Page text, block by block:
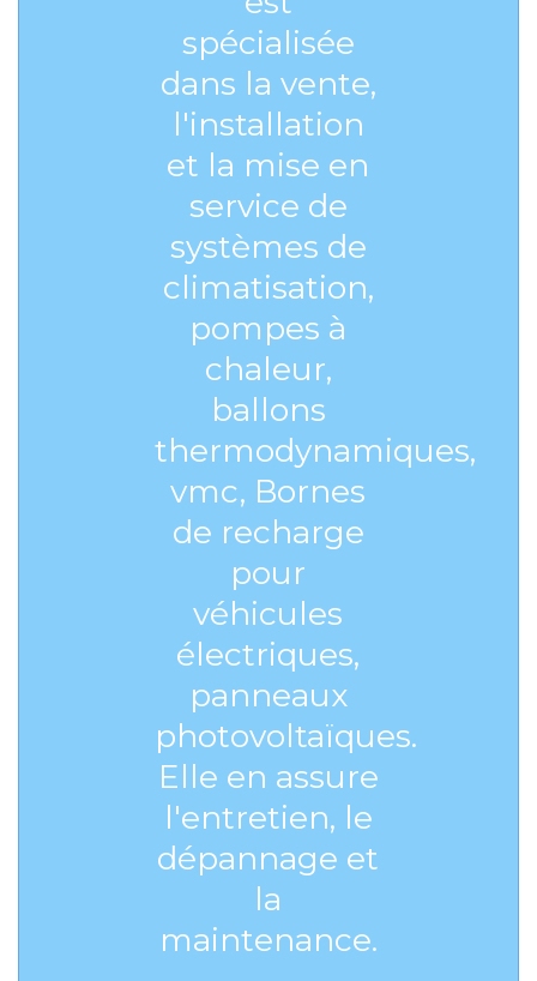
spécialisée
dans la vente,
l'installation
et la mise en
service de
systèmes de
climatisation,
pompes à
chaleur,
ballons
thermodynamiques,
vmc, Bornes
de recharge
pour
véhicules
électriques,
panneaux
photovoltaïques.
Elle en assure
l'entretien, le
dépannage et
la
maintenance.